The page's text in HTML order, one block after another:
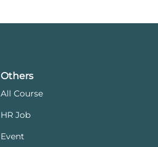
Others
All Course
HR Job
Event